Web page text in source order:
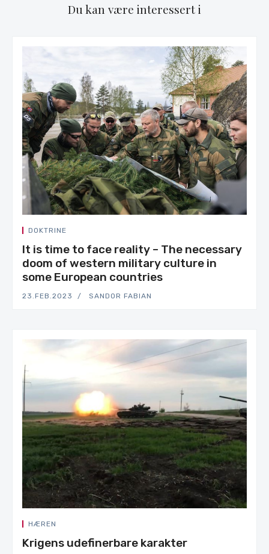
Du kan være interessert i
DOKTRINE
It is time to face reality – The necessary
doom of western military culture in
some European countries
23.FEB.2023 SANDOR FABIAN
HÆREN
Krigens udefinerbare karakter